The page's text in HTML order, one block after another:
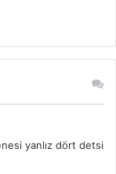
yanlız dört detsi